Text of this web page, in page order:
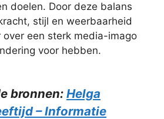
doelen. Door deze balans
stijl en weerbaarheid
over een sterk media-imago
voor hebben.
bronnen: Helga
– Informatie